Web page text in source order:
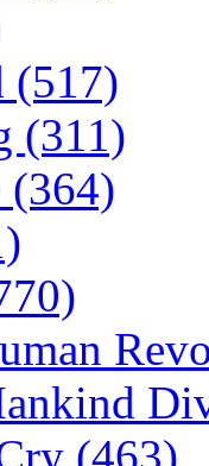
(517)
(311)
(364)
(463)